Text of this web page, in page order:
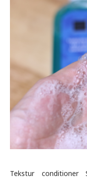
Tekstur conditioner